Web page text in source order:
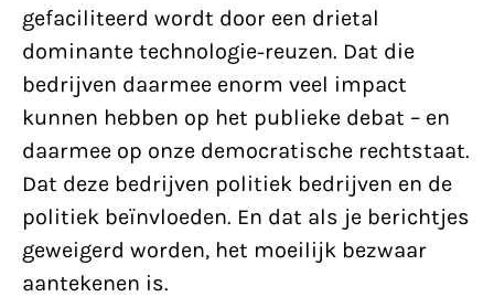
gefaciliteerd wordt door een drietal
dominante technologie-reuzen. Dat die
bedrijven daarmee enorm veel impact
kunnen hebben op het publieke debat – en
daarmee op onze democratische rechtstaat.
Dat deze bedrijven politiek bedrijven en de
politiek beïnvloeden. En dat als je berichtjes
geweigerd worden, het moeilijk bezwaar
aantekenen is.